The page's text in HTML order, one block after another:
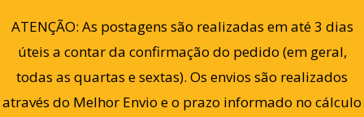
ATENÇÃO: As postagens são realizadas em até 3 dias
úteis a contar da confirmação do pedido (em geral,
todas as quartas e sextas). Os envios são realizados
através do Melhor Envio e o prazo informado no cálculo
para
conteúdo
0
Filter Exibindo um único resultado